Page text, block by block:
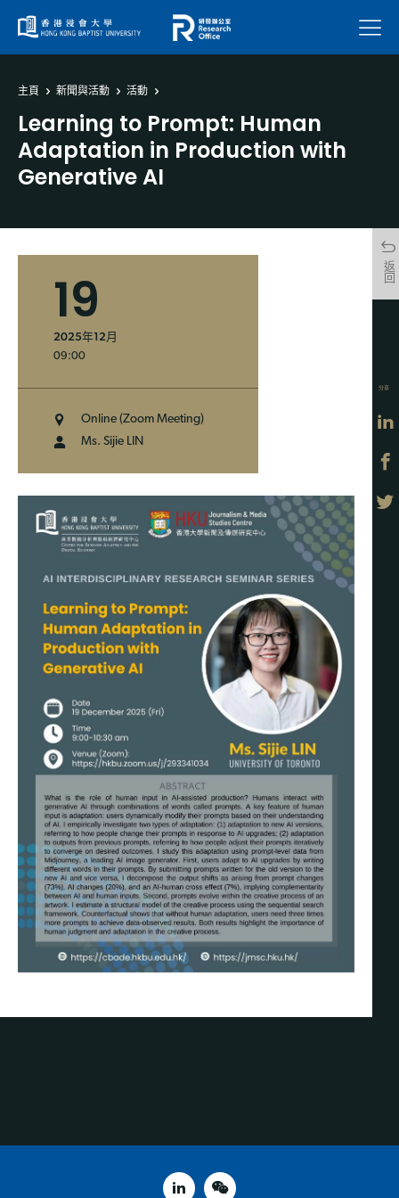
菜單
主頁 新聞與活動 活動
Learning to Prompt: Human
Adaptation in Production with
Generative AI
返回
19
2025年12月
09:00
Online (Zoom Meeting)
Ms. Sijie LIN
分享